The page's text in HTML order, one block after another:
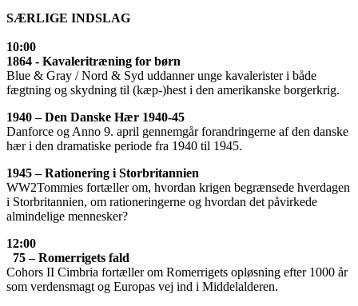
SÆRLIGE INDSLAG
10:00
1864 - Kavaleritræning for børn
Blue & Gray / Nord & Syd uddanner unge kavalerister i både
fægtning og skydning til (kæp-)hest i den amerikanske borgerkrig.
1940 – Den Danske Hær 1940-45
Danforce og Anno 9. april gennemgår forandringerne af den danske
hær i den dramatiske periode fra 1940 til 1945.
1945 – Rationering i Storbritannien
WW2Tommies fortæller om, hvordan krigen begrænsede hverdagen
i Storbritannien, om rationeringerne og hvordan det påvirkede
almindelige mennesker?
12:00
75 – Romerrigets fald
Cohors II Cimbria fortæller om Romerrigets opløsning efter 1000 år
som verdensmagt og Europas vej ind i Middelalderen.